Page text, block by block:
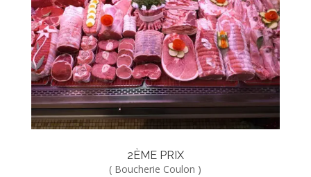
2ÈME PRIX
( Boucherie Coulon )